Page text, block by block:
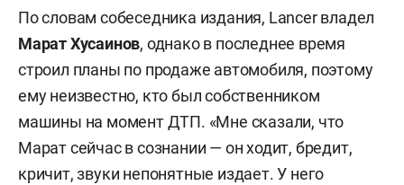
По словам собеседника издания, Lancer владел
Марат Хусаинов, однако в последнее время
строил планы по продаже автомобиля, поэтому
ему неизвестно, кто был собственником
машины на момент ДТП. «Мне сказали, что
Марат сейчас в сознании — он ходит, бредит,
кричит, звуки непонятные издает. У него